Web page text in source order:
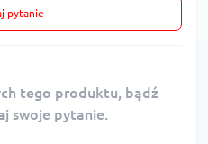
pytanie
tego produktu, bądź
swoje pytanie.